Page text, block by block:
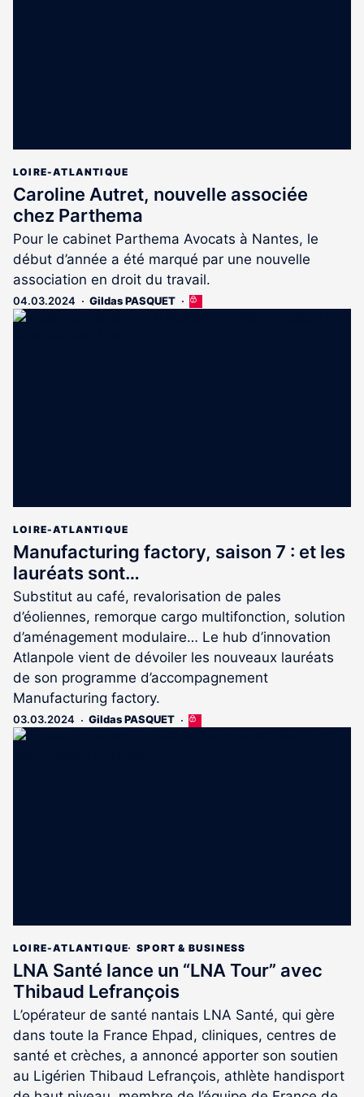
LOIRE-ATLANTIQUE
Caroline Autret, nouvelle associée
chez Parthema
Pour le cabinet Parthema Avocats à Nantes, le
début d’année a été marqué par une nouvelle
association en droit du travail.
04.03.2024 Gildas PASQUET
Cet
LOIRE-ATLANTIQUE
Manufacturing factory, saison 7 : et les
lauréats sont…
Substitut au café, revalorisation de pales
d’éoliennes, remorque cargo multifonction, solution
d’aménagement modulaire… Le hub d’innovation
Atlanpole vient de dévoiler les nouveaux lauréats
de son programme d’accompagnement
Manufacturing factory.
03.03.2024 Gildas PASQUET
Cet
LOIRE-ATLANTIQUE SPORT & BUSINESS
LNA Santé lance un “LNA Tour” avec
Thibaud Lefrançois
L’opérateur de santé nantais LNA Santé, qui gère
dans toute la France Ehpad, cliniques, centres de
santé et crèches, a annoncé apporter son soutien
au Ligérien Thibaud Lefrançois, athlète handisport